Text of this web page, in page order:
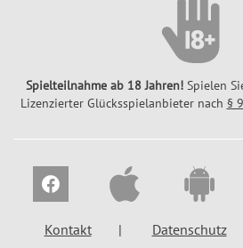
Spielteilnahme ab 18 Jahren! Spielen
Lizenzierter Glücksspielanbieter nach §
Kontakt Datenschutz